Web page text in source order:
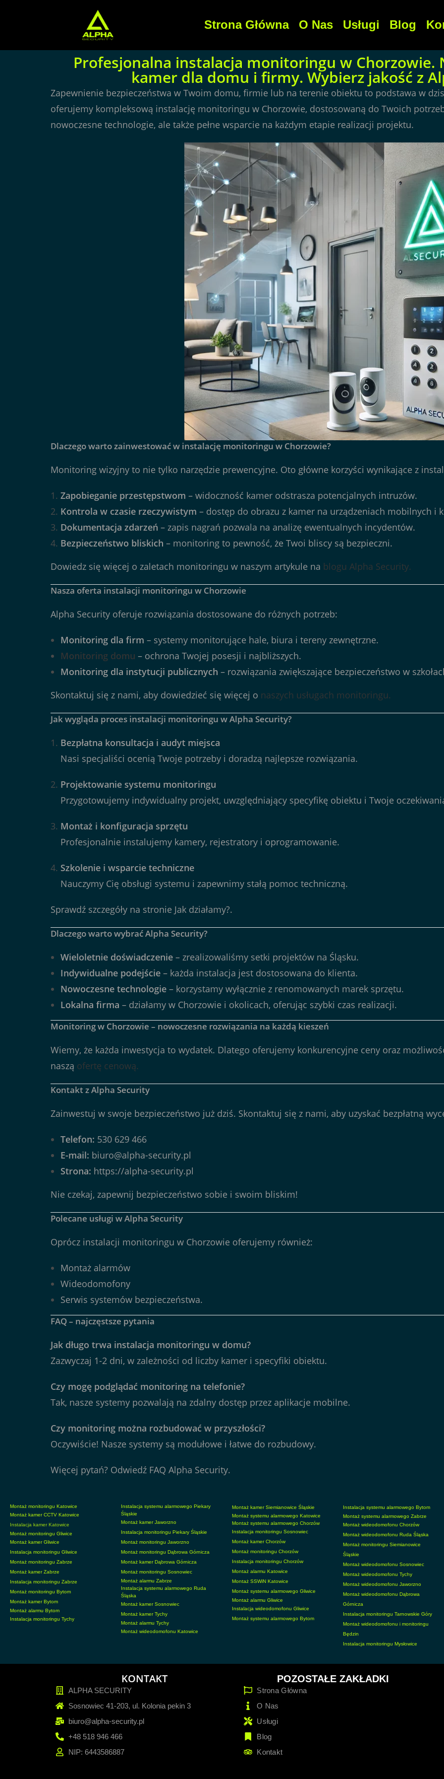
Strona Główna O Nas Usługi Blog
Profesjonalna instalacja monitoringu w Chorzowie.
kamer dla domu i firmy. Wybierz jakość z
Zapewnienie bezpieczeństwa w Twoim domu, firmie lub na terenie obiektu to podstawa w
oferujemy kompleksową instalację monitoringu w Chorzowie, dostosowaną do Twoich
nowoczesne technologie, ale także pełne wsparcie na każdym etapie realizacji projektu.
Dlaczego warto zainwestować w instalację monitoringu w Chorzowie?
Monitoring wizyjny to nie tylko narzędzie prewencyjne. Oto główne korzyści wynikające z
Zapobieganie przestępstwom – widoczność kamer odstrasza potencjalnych intruzów.
Kontrola w czasie rzeczywistym – dostęp do obrazu z kamer na urządzeniach mobilnych i
Dokumentacja zdarzeń – zapis nagrań pozwala na analizę ewentualnych incydentów.
Bezpieczeństwo bliskich – monitoring to pewność, że Twoi bliscy są bezpieczni.
Dowiedz się więcej o zaletach monitoringu w naszym artykule na blogu Alpha Security.
Nasza oferta instalacji monitoringu w Chorzowie
Alpha Security oferuje rozwiązania dostosowane do różnych potrzeb:
Monitoring dla firm – systemy monitorujące hale, biura i tereny zewnętrzne.
Monitoring domu – ochrona Twojej posesji i najbliższych.
Monitoring dla instytucji publicznych – rozwiązania zwiększające bezpieczeństwo w
Skontaktuj się z nami, aby dowiedzieć się więcej o naszych usługach monitoringu.
Jak wygląda proces instalacji monitoringu w Alpha Security?
Bezpłatna konsultacja i audyt miejsca
Nasi specjaliści ocenią Twoje potrzeby i doradzą najlepsze rozwiązania.
Projektowanie systemu monitoringu
Przygotowujemy indywidualny projekt, uwzględniający specyfikę obiektu i Twoje
Montaż i konfiguracja sprzętu
Profesjonalnie instalujemy kamery, rejestratory i oprogramowanie.
Szkolenie i wsparcie techniczne
Nauczymy Cię obsługi systemu i zapewnimy stałą pomoc techniczną.
Sprawdź szczegóły na stronie Jak działamy?.
Dlaczego warto wybrać Alpha Security?
Wieloletnie doświadczenie – zrealizowaliśmy setki projektów na Śląsku.
Indywidualne podejście – każda instalacja jest dostosowana do klienta.
Nowoczesne technologie – korzystamy wyłącznie z renomowanych marek sprzętu.
Lokalna firma – działamy w Chorzowie i okolicach, oferując szybki czas realizacji.
Monitoring w Chorzowie – nowoczesne rozwiązania na każdą kieszeń
Wiemy, że każda inwestycja to wydatek. Dlatego oferujemy konkurencyjne ceny oraz
naszą ofertę cenową.
Kontakt z Alpha Security
Zainwestuj w swoje bezpieczeństwo już dziś. Skontaktuj się z nami, aby uzyskać bezpłatną
Telefon: 530 629 466
E-mail: biuro@alpha-security.pl
Strona: https://alpha-security.pl
Nie czekaj, zapewnij bezpieczeństwo sobie i swoim bliskim!
Polecane usługi w Alpha Security
Oprócz instalacji monitoringu w Chorzowie oferujemy również:
Montaż alarmów
Wideodomofony
Serwis systemów bezpieczeństwa.
FAQ – najczęstsze pytania
Jak długo trwa instalacja monitoringu w domu?
Zazwyczaj 1-2 dni, w zależności od liczby kamer i specyfiki obiektu.
Czy mogę podglądać monitoring na telefonie?
Tak, nasze systemy pozwalają na zdalny dostęp przez aplikacje mobilne.
Czy monitoring można rozbudować w przyszłości?
Oczywiście! Nasze systemy są modułowe i łatwe do rozbudowy.
Więcej pytań? Odwiedź FAQ Alpha Security.
Montaż monitoringu Katowice
Montaż kamer CCTV Katowice
Instalacja kamer Katowice
Montaż monitoringu Gliwice
Montaż kamer Gliwice
Instalacja monitoringu Gliwice
Montaż monitoringu Zabrze
Montaż kamer Zabrze
Instalacja monitoringu Zabrze
Montaż monitoringu Bytom
Montaż kamer Bytom
Montaż alarmu Bytom
Instalacja monitoringu Tychy
Instalacja systemu alarmowego Piekary
Śląskie
Montaż kamer Jaworzno
Instalacja monitoringu Piekary Śląskie
Montaż monitoringu Jaworzno
Montaż monitoringu Dąbrowa Górnicza
Montaż kamer Dąbrowa Górnicza
Montaż monitoringu Sosnowiec
Montaż alarmu Zabrze
Instalacja systemu alarmowego Ruda
Śląska
Montaż kamer Sosnowiec
Montaż kamer Tychy
Montaż alarmu Tychy
Montaż wideodomofonu Katowice
Montaż kamer Siemianowice Śląskie
Montaż systemu alarmowego Katowice
Montaż systemu alarmowego Chorzów
Instalacja monitoringu Sosnowiec
Montaż kamer Chorzów
Montaż monitoringu Chorzów
Instalacja monitoringu Chorzów
Montaż alarmu Katowice
Montaż SSWiN Katowice
Montaż systemu alarmowego Gliwice
Montaż alarmu Gliwice
Instalacja wideodomofonu Gliwice
Montaż systemu alarmowego Bytom
Instalacja systemu alarmowego Bytom
Montaż systemu alarmowego Zabrze
Montaż wideodomofonu Chorzów
Montaż wideodomofonu Ruda Śląska
Montaż monitoringu Siemianowice
Śląskie
Montaż wideodomofonu Sosnowiec
Montaż wideodomofonu Tychy
Montaż wideodomofonu Jaworzno
Montaż wideodomofonu Dąbrowa
Górnicza
Instalacja monitoringu Tarnowskie Góry
Montaż wideodomofonu i monitoringu
Będzin
Instalacja monitoringu Mysłowice
KONTAKT
ALPHA SECURITY
Sosnowiec 41-203, ul. Kolonia pekin 3
biuro@alpha-security.pl
+48 518 946 466
NIP: 6443586887
POZOSTAŁE ZAKŁADKI
Strona Główna
O Nas
Usługi
Blog
Kontakt